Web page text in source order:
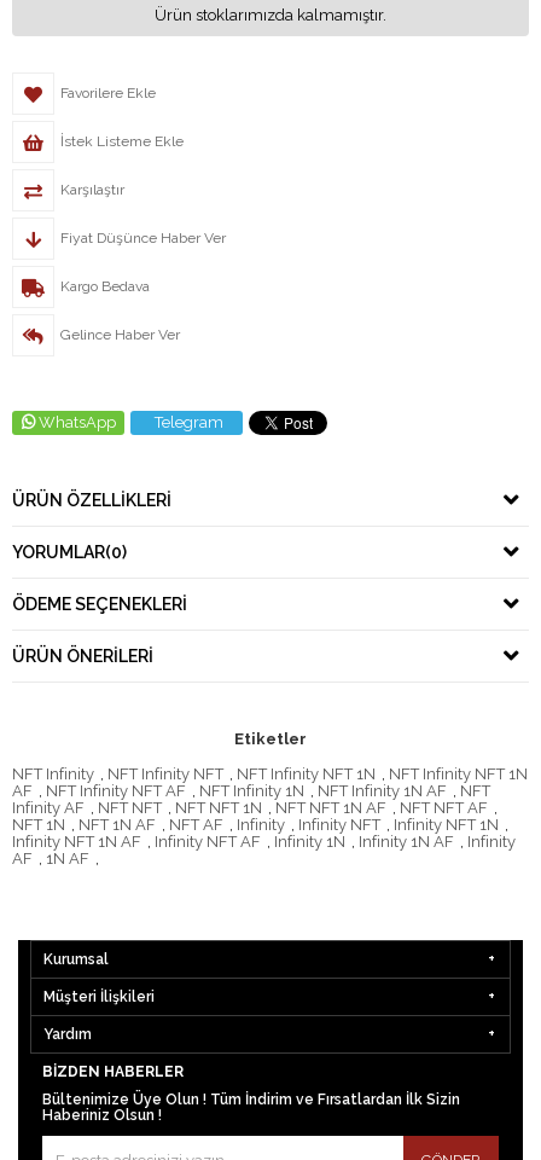
Ürün stoklarımızda kalmamıştır.
Favorilere Ekle
İstek Listeme Ekle
Karşılaştır
Fiyat Düşünce Haber Ver
Kargo Bedava
Gelince Haber Ver
WhatsApp Telegram
ÜRÜN ÖZELLIKLERI
YORUMLAR(0)
ÖDEME SEÇENEKLERI
ÜRÜN ÖNERILERI
Etiketler
NFT Infinity , NFT Infinity NFT , NFT Infinity NFT 1N , NFT Infinity NFT 1N
AF , NFT Infinity NFT AF , NFT Infinity 1N , NFT Infinity 1N AF , NFT
Infinity AF , NFT NFT , NFT NFT 1N , NFT NFT 1N AF , NFT NFT AF ,
NFT 1N , NFT 1N AF , NFT AF , Infinity , Infinity NFT , Infinity NFT 1N ,
Infinity NFT 1N AF , Infinity NFT AF , Infinity 1N , Infinity 1N AF , Infinity
AF , 1N AF ,
Kurumsal
Müşteri İlişkileri
Yardım
BIZDEN HABERLER
Bültenimize Üye Olun ! Tüm İndirim ve Fırsatlardan İlk Sizin
Haberiniz Olsun !